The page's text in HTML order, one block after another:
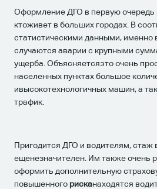
Оформление ДГО в первую очередь
ктоживет в больших городах. В
статистическими данными, именно
случаются аварии с крупными
ущерба. Объясняетсяэто очень
населенных пунктах большое
ивысокотехнологичных машин, а
трафик.
Пригодится ДГО и водителям, стаж
ещенезначителен. Им также очень
оформить дополнительную
повышенного рисканаходятся